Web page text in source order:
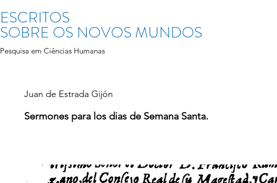
ESCRITOS
SOBRE OS NOVOS MUNDOS
Pesquisa em Ciências Humanas
Juan de Estrada Gijón
Sermones para los dias de Semana Santa.